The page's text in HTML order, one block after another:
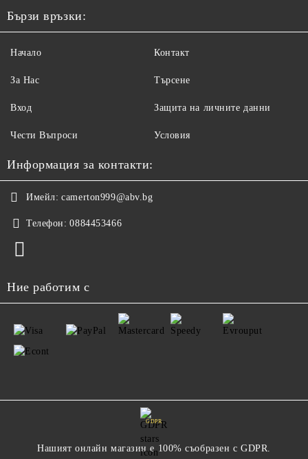
Бързи връзки:
Начало
За Нас
Вход
Чести Въпроси
Контакт
Търсене
Защита на личните данни
Условия
Информация за контакти:
Имейл: camerton999@abv.bg
Телефон: 0884453466
Ние работим с
GDPR
Нашият онлайн магазин е 100% съобразен с GDPR.